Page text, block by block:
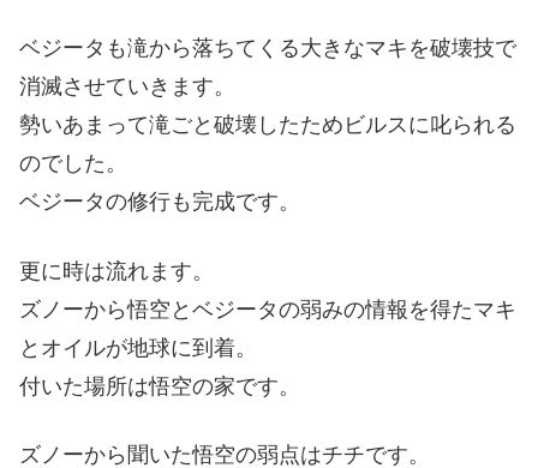
ベジータも滝から落ちてくる大きなマキを破壊技で
消滅させていきます。
勢いあまって滝ごと破壊したためビルスに叱られる
のでした。
ベジータの修行も完成です。
更に時は流れます。
ズノーから悟空とベジータの弱みの情報を得たマキ
とオイルが地球に到着。
付いた場所は悟空の家です。
ズノーから聞いた悟空の弱点はチチです。